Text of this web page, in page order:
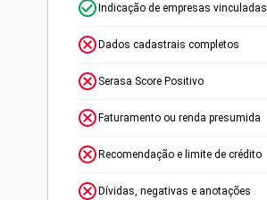
Indicação de empresas vinculadas
Dados cadastrais completos
Serasa Score Positivo
Faturamento ou renda presumida
Recomendação e limite de crédito
Dívidas, negativas e anotações